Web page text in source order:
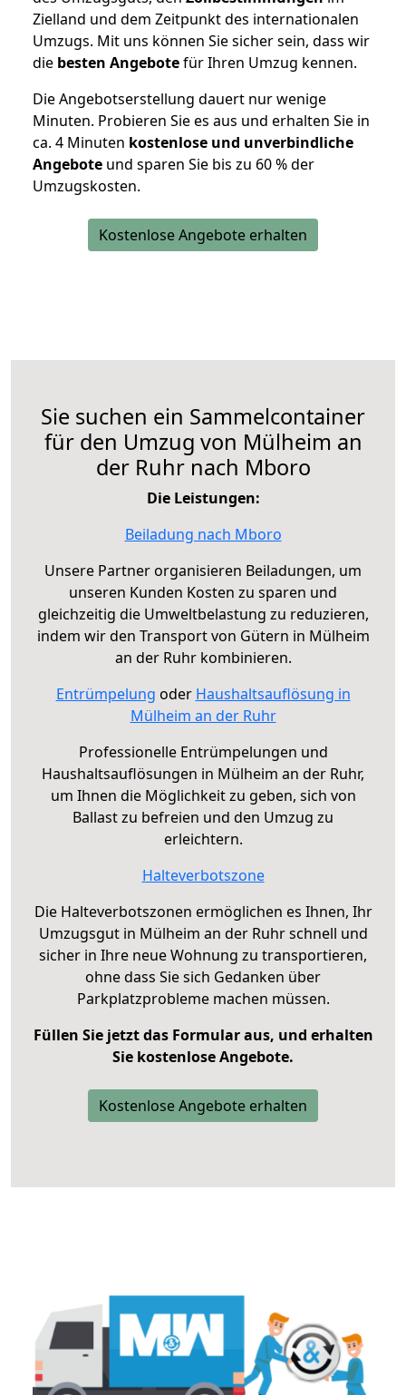
Zielland und dem Zeitpunkt des internationalen
Umzugs. Mit uns können Sie sicher sein, dass wir
die besten Angebotefür Ihren Umzug kennen.
Die Angebotserstellung dauert nur wenige
Minuten. Probieren Sie es aus und erhalten Sie in
ca. 4 Minuten kostenlose und unverbindliche
Angebote und sparen Sie bis zu 60 % der
Umzugskosten.
Kostenlose Angebote erhalten
Sie suchen ein Sammelcontainer
für den Umzug von Mülheim an
der Ruhr nach Mboro
Die Leistungen:
Beiladung nach Mboro
Unsere Partner organisieren Beiladungen, um
unseren Kunden Kosten zu sparen und
gleichzeitig die Umweltbelastung zu reduzieren,
indem wir den Transport von Gütern in Mülheim
an der Ruhr kombinieren.
Entrümpelung oder Haushaltsauflösung in
Mülheim an der Ruhr
Professionelle Entrümpelungen und
Haushaltsauflösungen in Mülheim an der Ruhr,
um Ihnen die Möglichkeit zu geben, sich von
Ballast zu befreien und den Umzug zu
erleichtern.
Halteverbotszone
Die Halteverbotszonen ermöglichen es Ihnen, Ihr
Umzugsgut in Mülheim an der Ruhr schnell und
sicher in Ihre neue Wohnung zu transportieren,
ohne dass Sie sich Gedanken über
Parkplatzprobleme machen müssen.
Füllen Sie jetzt das Formular aus, und erhalten
Sie kostenlose Angebote.
Kostenlose Angebote erhalten